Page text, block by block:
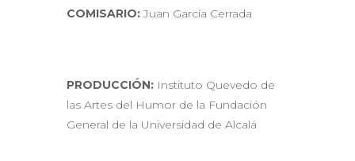
COMISARIO:Juan García Cerrada
PRODUCCIÓN: Instituto Quevedo de
las Artes del Humor de la Fundación
General de la Universidad de Alcalá